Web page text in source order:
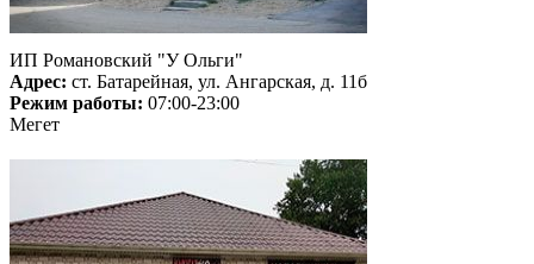
ИП Романовский "У Ольги"
Адрес: ст. Батарейная, ул. Ангарская, д. 11б
Режим работы: 07:00-23:00
Мегет